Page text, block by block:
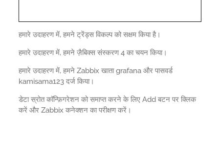
हमारे उदाहरण में, हमने ट्रेंड्स विकल्प को सक्षम किया है।
हमारे उदाहरण में, हमने ज़ैबिक्स संस्करण 4 का चयन किया।
हमारे उदाहरण में, हमने Zabbix खाता grafana और पासवर्ड
kamisama123 दर्ज किया।
डेटा स्रोत कॉन्फ़िगरेशन को समाप्त करने के लिए Add बटन पर क्लिक
करें और Zabbix कनेक्शन का परीक्षण करें।